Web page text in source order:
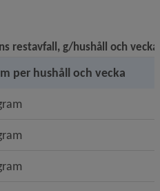
restavfall, g/hushåll och
per hushåll och vecka